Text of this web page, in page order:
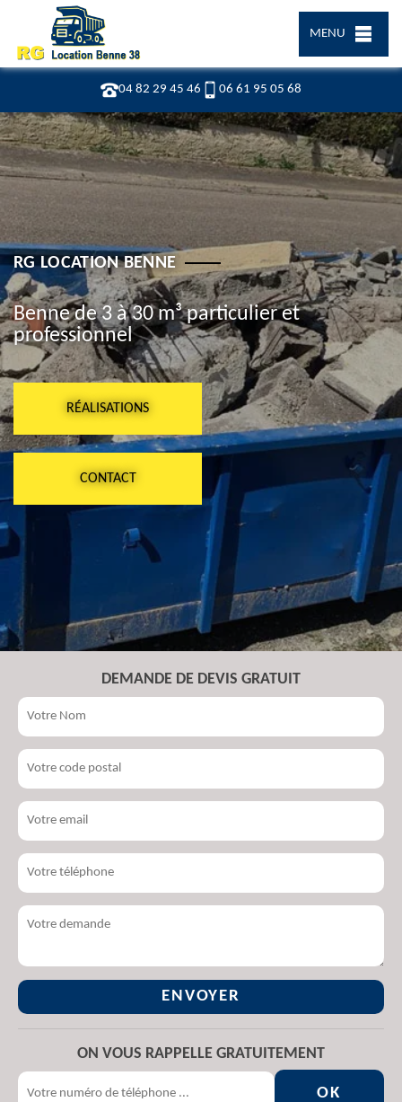
04 82 29 45 46 06 61 95 05 68
MENU
RG LOCATION BENNE
Benne de 3 à 30 m³ particulier et
professionnel
RÉALISATIONS
CONTACT
DEMANDE DE DEVIS GRATUIT
ON VOUS RAPPELLE GRATUITEMENT